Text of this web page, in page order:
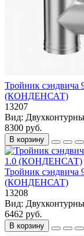
Тройник сэндвича
(КОНДЕНСАТ)
13207
Вид:
8300 руб.
В корзину
Тройник сэндвича
(КОНДЕНСАТ)
13208
Вид:
6462 руб.
В корзину